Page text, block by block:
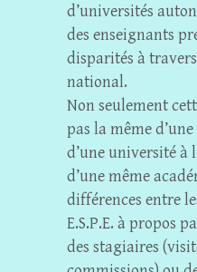
d’universités
des enseignants
disparités à
national.
Non seulement
pas la même
d’une université à
d’une même
différences entre
E.S.P.E. à propos
des stagiaires